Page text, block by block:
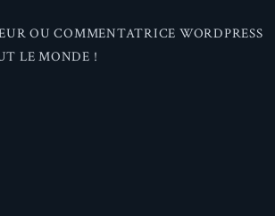
OU COMMENTATRICE WORDPRESS
LE MONDE !